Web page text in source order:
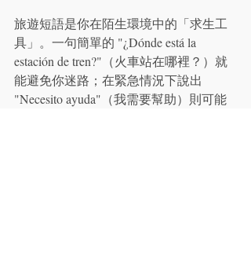
旅遊短語是你在陌生環境中的「求生工
具」。一句簡單的 "¿Dónde está la
estación de tren?"（火車站在哪裡？）就
能避免你迷路；在緊急情況下說出
"Necesito ayuda"（我需要幫助）則可能